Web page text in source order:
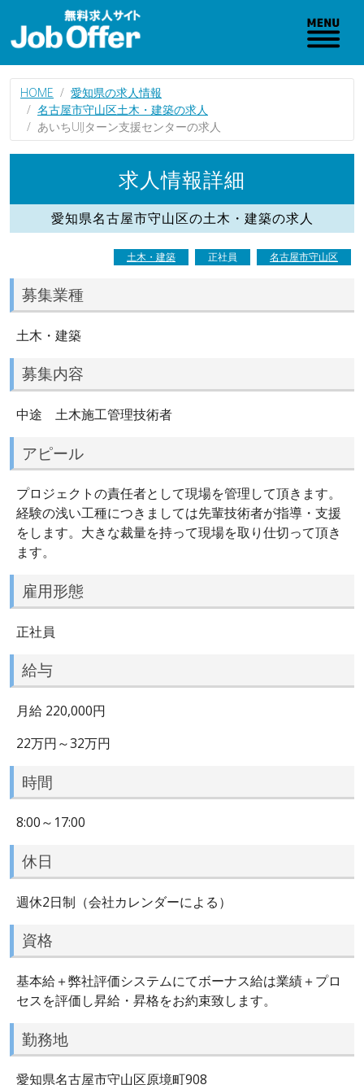
HOME
愛知県の求人情報
名古屋市守山区土木・建築の求人
あいちUIJターン支援センターの求人
求人情報詳細
愛知県名古屋市守山区の土木・建築の求人
土木・建築 正社員 名古屋市守山区
募集業種
土木・建築
募集内容
中途 土木施工管理技術者
アピール
プロジェクトの責任者として現場を管理して頂きます。
経験の浅い工種につきましては先輩技術者が指導・支援
をします。大きな裁量を持って現場を取り仕切って頂き
ます。
雇用形態
正社員
給与
月給 220,000円
22万円～32万円
時間
8:00～17:00
休日
週休2日制（会社カレンダーによる）
資格
基本給＋弊社評価システムにてボーナス給は業績＋プロ
セスを評価し昇給・昇格をお約束致します。
勤務地
愛知県名古屋市守山区原境町908